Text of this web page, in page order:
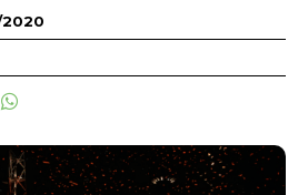
2020